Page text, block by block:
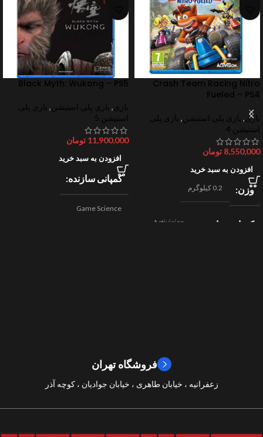
Crash Team Racing Nitro
Fueled – PS4
بازی, بازی پلی استیشن, بازی پلی
استیشن 4
8,550,000 تومان
افزودن به سبد خرید
وزن 0.2 کیلوگرم
کمپانی سازنده
Activision
Black Myth: Wukong – PS5
بازی, بازی پلی استیشن, بازی پلی
استیشن 5
11,900,000 تومان
افزودن به سبد خرید
کمپانی سازنده
Game Science
فروشگاه تهران
زعفرانیه ، خیابان طاهری ، خیابان جوادیان ، کوچه آذر